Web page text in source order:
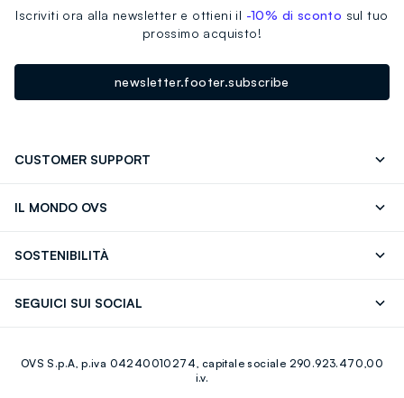
Iscriviti ora alla newsletter e ottieni il -10% di sconto sul tuo
prossimo acquisto!
newsletter.footer.subscribe
CUSTOMER SUPPORT
IL MONDO OVS
Giftcard
SOSTENIBILITÀ
SEGUICI SUI SOCIAL
Youtube Linkedin
OVS S.p.A, p.iva 04240010274, capitale sociale 290.923.470,00
i.v.